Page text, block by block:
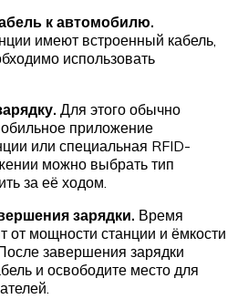
к автомобилю.
имеют встроенный кабель,
использовать
Для этого обычно
приложение
или специальная RFID-
можно выбрать тип
за её ходом.
зарядки. Время
от мощности станции и ёмкости
завершения зарядки
и освободите место для